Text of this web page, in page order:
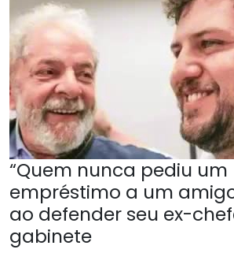
“Quem nunca pediu um
empréstimo a um
ao defender seu ex-
gabinete